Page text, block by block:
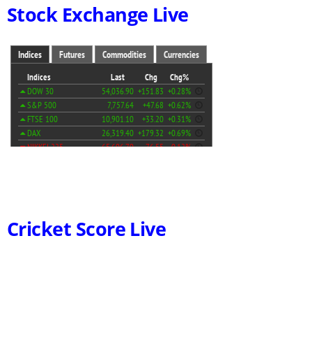
Stock Exchange Live
Cricket Score Live